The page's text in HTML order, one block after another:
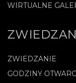
WIRTUALNE
ZWIEDZANIE
GODZINY